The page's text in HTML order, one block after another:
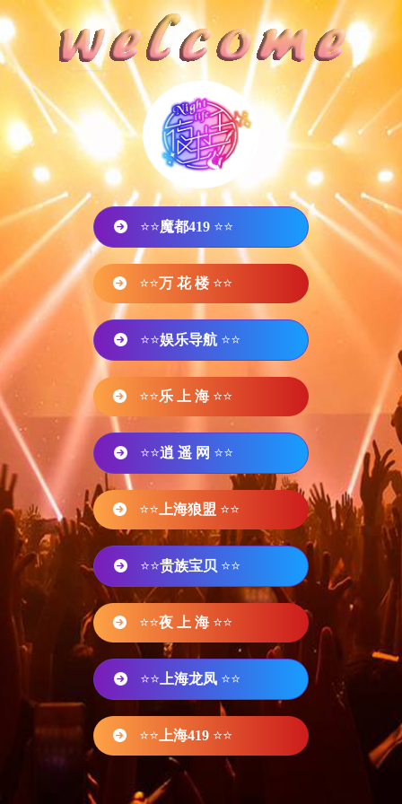
⭐⭐魔都419 ⭐⭐
⭐⭐万 花 楼 ⭐⭐
⭐⭐娱乐导航 ⭐⭐
⭐⭐乐 上 海 ⭐⭐
⭐⭐逍 遥 网 ⭐⭐
⭐⭐ 上海狼盟 ⭐⭐
⭐⭐贵族宝贝 ⭐⭐
⭐⭐夜 上 海 ⭐⭐
⭐⭐ 上海龙凤 ⭐⭐
⭐⭐ 上海419 ⭐⭐